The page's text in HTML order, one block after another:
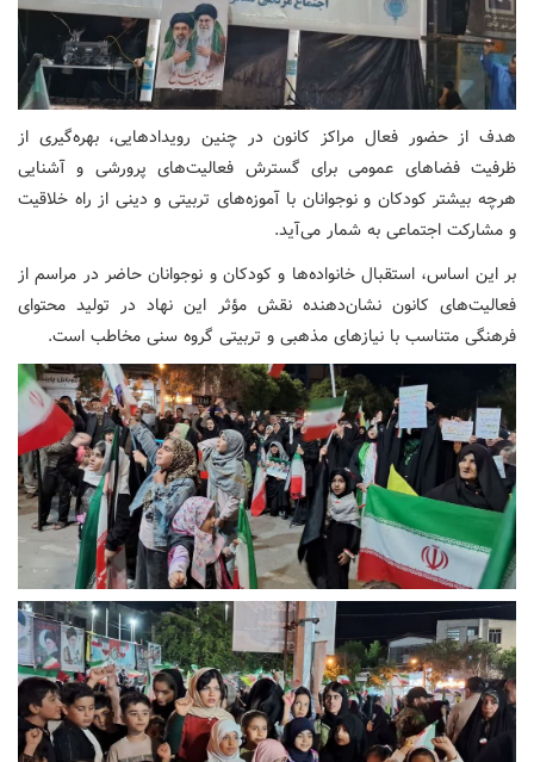
هدف از حضور فعال مراکز کانون در چنین رویدادهایی، بهره‌گیری از
ظرفیت فضاهای عمومی برای گسترش فعالیت‌های پرورشی و آشنایی
هرچه بیشتر کودکان و نوجوانان با آموزه‌های تربیتی و دینی از راه خلاقیت
و مشارکت اجتماعی به شمار می‌آید.
بر این اساس، استقبال خانواده‌ها و کودکان و نوجوانان حاضر در مراسم از
فعالیت‌های کانون نشان‌دهنده نقش مؤثر این نهاد در تولید محتوای
فرهنگی متناسب با نیازهای مذهبی و تربیتی گروه سنی مخاطب است.